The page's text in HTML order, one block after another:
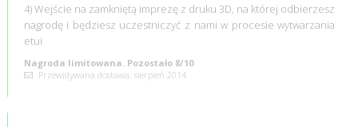
4) Wejście na zamkniętą imprezę z druku 3D, na której odbierzesz
nagrodę i będziesz uczestniczyć z nami w procesie wytwarzania
etui
Nagroda limitowana. Pozostało 8/10
Przewidywana dostawa: sierpień 2014